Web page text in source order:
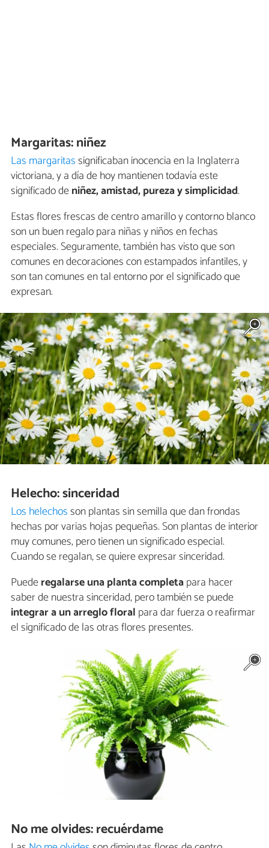
Margaritas: niñez
Las margaritassignificaban inocencia en la Inglaterra
victoriana, y a día de hoy mantienen todavía este
significado deniñez, amistad, pureza y simplicidad.
Estas flores frescas de centro amarillo y contorno blanco
son un buen regalo para niñas y niños en fechas
especiales. Seguramente, también has visto que son
comunes en decoraciones con estampados infantiles, y
son tan comunes en tal entorno por el significado que
expresan.
Helecho: sinceridad
Los helechosson plantas sin semilla que dan frondas
hechas por varias hojas pequeñas. Son plantas de interior
muy comunes, pero tienen un significado especial.
Cuando se regalan, se quiere expresar sinceridad.
Puederegalarse una planta completapara hacer
saber de nuestra sinceridad, pero también se puede
integrar a un arreglo floral para dar fuerza o reafirmar
el significado de las otras flores presentes.
No me olvides: recuérdame